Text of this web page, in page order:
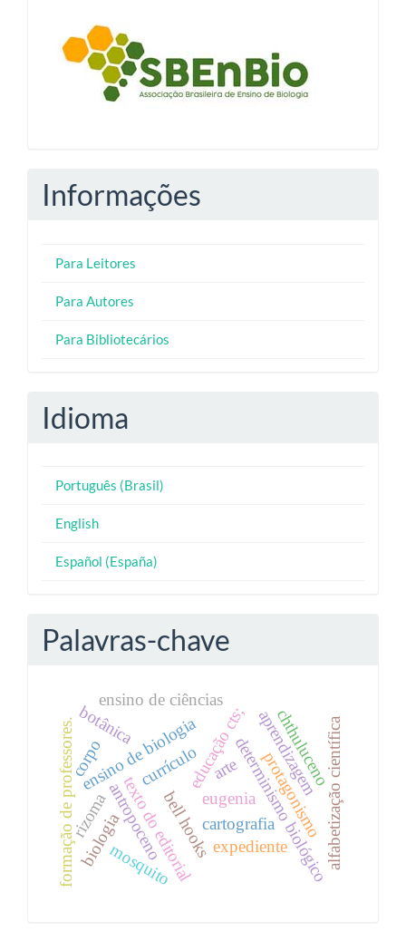
blocologosbenbio
Informações
Para Leitores
Para Autores
Para Bibliotecários
Idioma
Português (Brasil)
English
Español (España)
Palavras-chave
texto do editorial eugenia
ensino de biologia determinismo biológicoalfabetização científica
antropoceno expediente
educação cts;
formação de professores.
ensino de ciências
bell hooks protagonismo
biologia
aprendizagem
mosquito
chthuluceno
cartografia
botânica
currículo
rizoma
arte
corpo